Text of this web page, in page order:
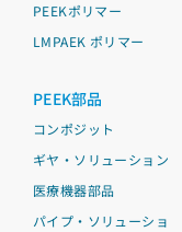
PEEKポリマー
LMPAEK ポリマー
PEEK部品
コンポジット
ギヤ・ソリューション
医療機器部品
パイプ・ソリューショ